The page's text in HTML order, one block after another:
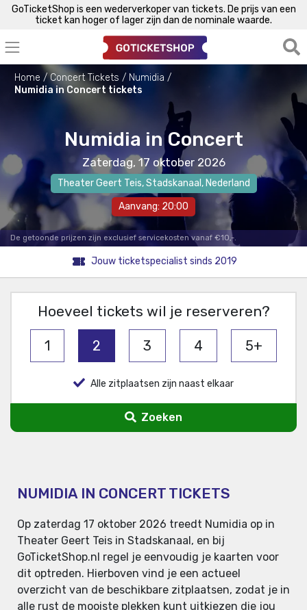
GoTicketShop is een wederverkoper van tickets. De prijs van een
ticket kan hoger of lager zijn dan de nominale waarde.
Home Concert Tickets
Numidia
Numidia in Concert tickets
Numidia in Concert
Zaterdag, 17 oktober 2026
Theater Geert Teis,Stadskanaal , Nederland
Aanvang: 20:00
De getoonde prijzen zijn exclusief servicekosten vanaf €10,-.
Jouw ticketspecialist sinds 2019
Hoeveel tickets wil je reserveren?
1 2 3 4 5+
Alle zitplaatsen zijn naast elkaar
Zoeken
NUMIDIA IN CONCERT TICKETS
Op zaterdag 17 oktober 2026 treedt Numidia op in
Theater Geert Teis in Stadskanaal, en bij
GoTicketShop.nl regel je eenvoudig je kaarten voor
dit optreden. Hierboven vind je een actueel
overzicht van de beschikbare zitplaatsen, zodat je in
alle rust de mooiste plekken kunt uitkiezen die jou